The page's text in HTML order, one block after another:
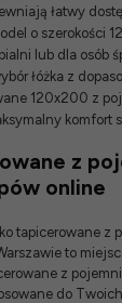
łatwy
o szerokości
lub dla osób
łóżka z
120x200 z
komfort
z
online
tapicerowane z
to
z
do